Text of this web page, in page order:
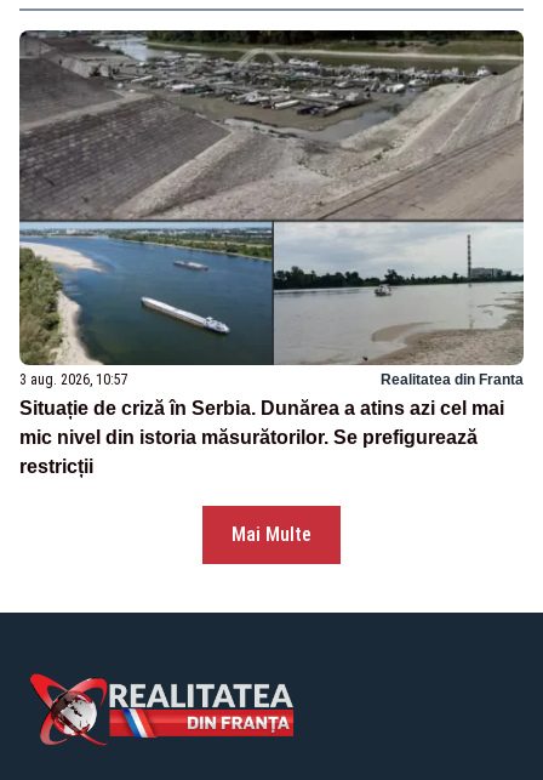
3 aug. 2026, 10:57 Realitatea din Franta
Situație de criză în Serbia. Dunărea a atins azi cel mai
mic nivel din istoria măsurătorilor. Se prefigurează
restricții
Mai Multe